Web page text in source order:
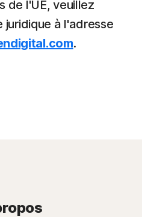
de l'UE, veuillez
à l'adresse
.